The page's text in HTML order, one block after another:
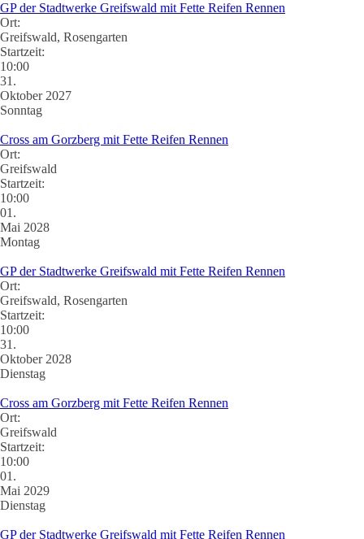
GP der Stadtwerke Greifswald mit Fette Reifen Rennen
Ort:
Greifswald, Rosengarten
Startzeit:
10:00
31.
Oktober 2027
Sonntag
Cross am Gorzberg mit Fette Reifen Rennen
Ort:
Greifswald
Startzeit:
10:00
01.
Mai 2028
Montag
GP der Stadtwerke Greifswald mit Fette Reifen Rennen
Ort:
Greifswald, Rosengarten
Startzeit:
10:00
31.
Oktober 2028
Dienstag
Cross am Gorzberg mit Fette Reifen Rennen
Ort:
Greifswald
Startzeit:
10:00
01.
Mai 2029
Dienstag
GP der Stadtwerke Greifswald mit Fette Reifen Rennen